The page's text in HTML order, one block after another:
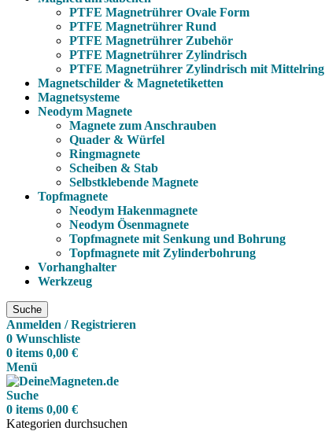
PTFE Magnetrührer Ovale Form
PTFE Magnetrührer Rund
PTFE Magnetrührer Zubehör
PTFE Magnetrührer Zylindrisch
PTFE Magnetrührer Zylindrisch mit Mittelring
Magnetschilder & Magnetetiketten
Magnetsysteme
Neodym Magnete
Magnete zum Anschrauben
Quader & Würfel
Ringmagnete
Scheiben & Stab
Selbstklebende Magnete
Topfmagnete
Neodym Hakenmagnete
Neodym Ösenmagnete
Topfmagnete mit Senkung und Bohrung
Topfmagnete mit Zylinderbohrung
Vorhanghalter
Werkzeug
Suche
Anmelden / Registrieren
0 Wunschliste
0 items 0,00 €
Menü
Suche
0 items 0,00 €
Kategorien durchsuchen